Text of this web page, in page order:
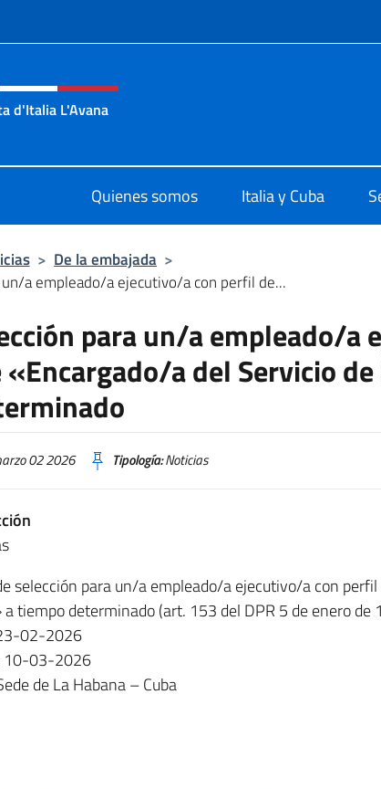
web, redes
d'Italia L'Avana
Quienes somos Italia y Cuba
> De la embajada >
a empleado/a ejecutivo/a con perfil de...
para un/a empleado/a
a del Servicio
02 2026 Tipología:Noticias
selección para un/a empleado/a ejecutivo/a con perfil
a tiempo determinado (art. 153 del DPR 5 de enero de
02-2026
10-03-2026
de La Habana – Cuba